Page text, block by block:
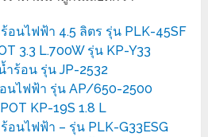
อนไฟฟ้า 4.5 ลิตร รุ่น PLK-45SF
3.3 L.700W รุ่น KP-Y33
ำร้อน รุ่น JP-2532
นไฟฟ้า รุ่น AP/650-2500
KP-19S 1.8 L
อนไฟฟ้า – รุ่น PLK-G33ESG